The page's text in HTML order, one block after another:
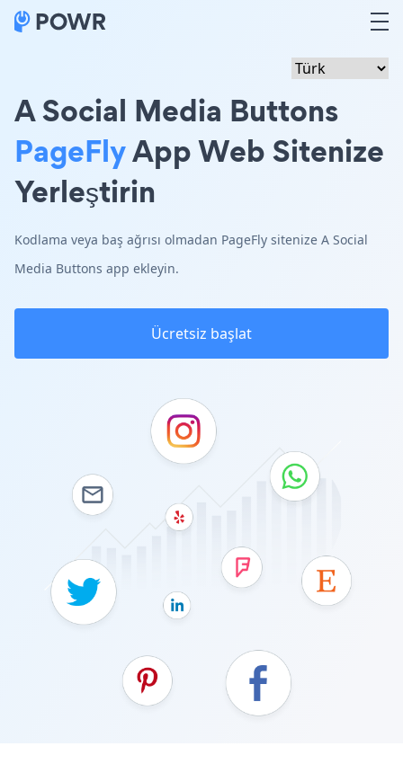
A Social Media Buttons
PageFlyApp Web Sitenize
Yerleştirin
Kodlama veya baş ağrısı olmadan PageFly sitenize A Social
Media Buttons app ekleyin.
Ücretsiz başlat